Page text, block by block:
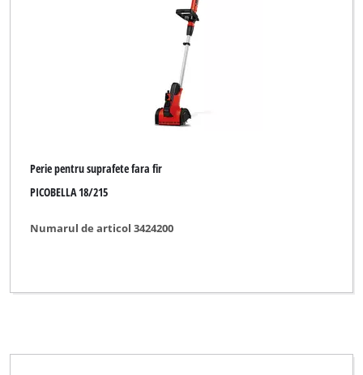
Perie pentru suprafete fara fir
PICOBELLA 18/215
Numarul de articol 3424200